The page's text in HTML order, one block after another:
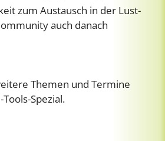
zum Austausch in der Lust-
auch danach
Themen und Termine
Spezial.